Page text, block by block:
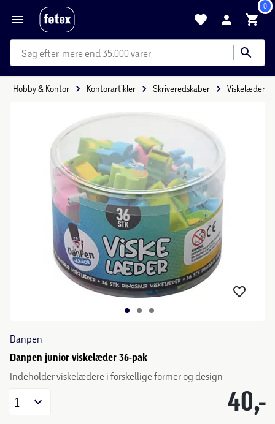
0
mere end 35.000 varer
Hobby & Kontor Kontorartikler Skriveredskaber Viskelæder
Danpen
Danpen junior viskelæder 36-pak
Indeholder viskelædere i forskellige former og design
40,-
1